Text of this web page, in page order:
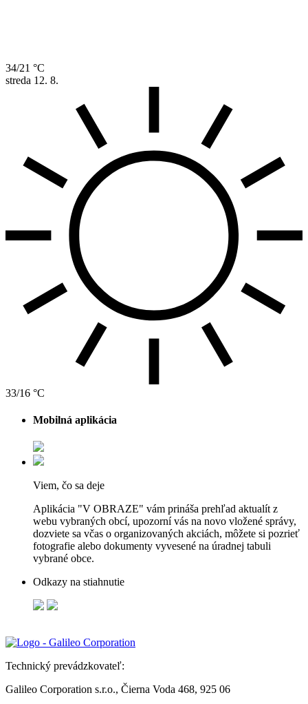
34/21 °C
streda 12. 8.
33/16 °C
Mobilná aplikácia
Viem, čo sa deje
Aplikácia "V OBRAZE" vám prináša prehľad aktualít z
webu vybraných obcí, upozorní vás na novo vložené správy,
dozviete sa včas o organizovaných akciách, môžete si pozrieť
fotografie alebo dokumenty vyvesené na úradnej tabuli
vybrané obce.
Odkazy na stiahnutie
Technický prevádzkovateľ:
Galileo Corporation s.r.o., Čierna Voda 468, 925 06